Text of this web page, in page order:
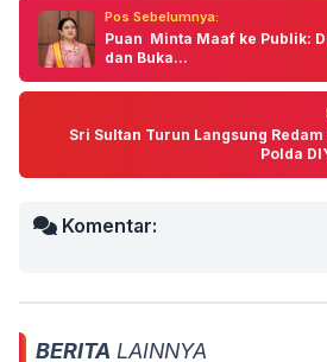
Pos Sebelumnya:
Puan Minta Maaf ke Publik:
dan Buka...
Sri Sultan Turun Langsung
Polda
Komentar:
BERITA LAINNYA